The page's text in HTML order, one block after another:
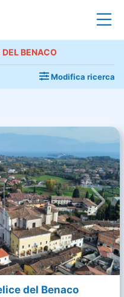
DEL BENACO
Modifica ricerca
del Benaco